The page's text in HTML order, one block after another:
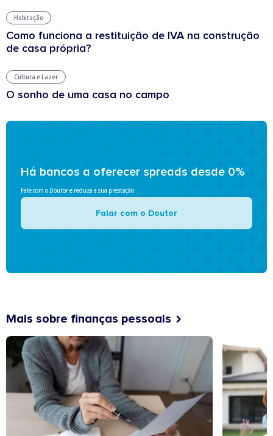
Habitação
Como funciona a restituição de IVA na construção
de casa própria?
Cultura e Lazer
O sonho de uma casa no campo
Há bancos a oferecer spreads desde 0%
Fale com o Doutor e reduza a sua prestação
Falar com o Doutor
Mais sobre finanças pessoais